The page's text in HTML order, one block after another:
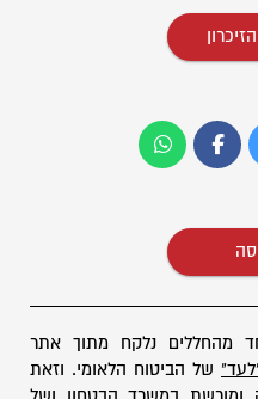
מהחללים נלקח מתוך אתר
של הביטוח הלאומי. וזאת